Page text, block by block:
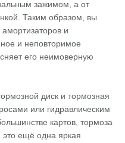
зажимом, а от
Таким образом, вы
амортизаторов и
и неповторимое
его неимоверную
диск и тормозная
или гидравлическим
картов, тормоза
это ещё одна яркая